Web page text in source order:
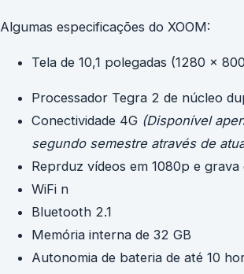
Algumas especificações do XOOM:
Tela de 10,1 polegadas (1280 x
Processador Tegra 2 de núcleo
Conectividade 4G (Disponível
segundo semestre através de
Reprduz vídeos em 1080p e
WiFi n
Bluetooth 2.1
Memória interna de 32 GB
Autonomia de bateria de até 10